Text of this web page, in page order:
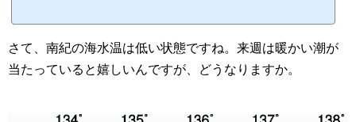
す。1つの練炭で朝から夕方前...
さて、南紀の海水温は低い状態ですね。来週は暖かい潮が
当たっていると嬉しいんですが、どうなりますか。